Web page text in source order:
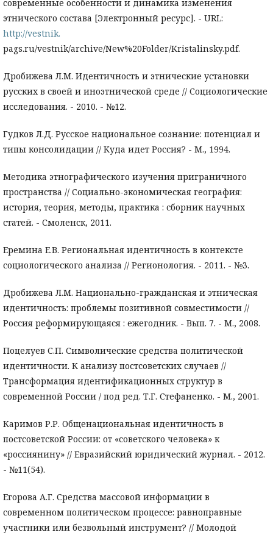
современные особенности и динамика изменения
этнического состава [Электронный ресурс]. - URL:
http://vestnik.
pags.ru/vestnik/archive/New%20Folder/Kristalinsky.pdf.
Дробижева Л.М. Идентичность и этнические установки
русских в своей и иноэтнической среде // Социологические
исследования. - 2010. - №12.
Гудков Л.Д. Русское национальное сознание: потенциал и
типы консолидации // Куда идет Россия? - М., 1994.
Методика этнографического изучения приграничного
пространства // Социально-экономическая география:
история, теория, методы, практика : сборник научных
статей. - Смоленск, 2011.
Еремина Е.В. Региональная идентичность в контексте
социологического анализа // Регионология. - 2011. - №3.
Дробижева Л.М. Национально-гражданская и этническая
идентичность: проблемы позитивной совместимости //
Россия реформирующаяся : ежегодник. - Вып. 7. - М., 2008.
Поцелуев С.П. Символические средства политической
идентичности. К анализу постсоветских случаев //
Трансформация идентификационных структур в
современной России / под ред. Т.Г. Стефаненко. - М., 2001.
Каримов Р.Р. Общенациональная идентичность в
постсоветской России: от «советского человека» к
«россиянину» // Евразийский юридический журнал. - 2012.
- №11(54).
Егорова А.Г. Средства массовой информации в
современном политическом процессе: равноправные
участники или безвольный инструмент? // Молодой